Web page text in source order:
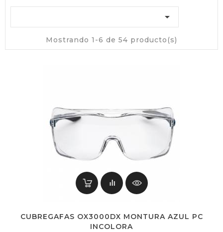

Mostrando 1-6 de 54 producto(s)
CUBREGAFAS OX3000DX MONTURA AZUL PC
INCOLORA